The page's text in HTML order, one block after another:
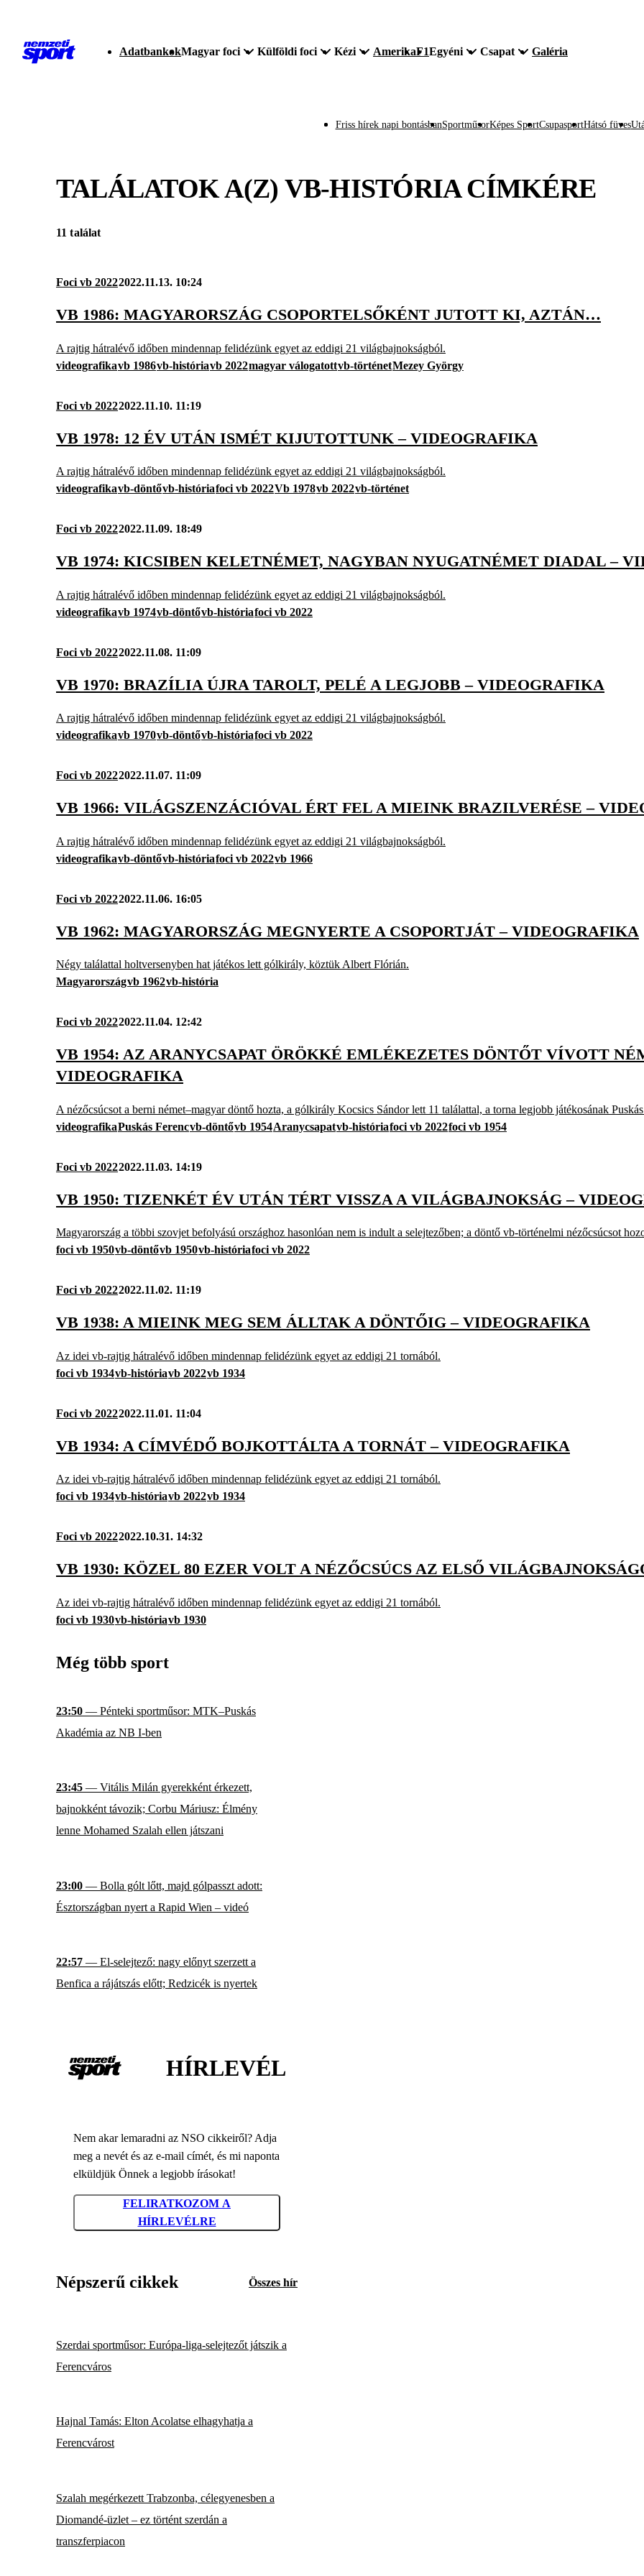
AdatbankokMagyar foci Külföldi foci Kézi AmerikaF1Egyéni Csapat Galéria
Friss hírek napi bontásbanSportműsorKépes SportCsupasportHátsó füves
TALÁLATOK A(Z) VB-HISTÓRIACÍMKÉRE
11 találat
Foci vb 20222022.11.13. 10:24
VB 1986: MAGYARORSZÁG CSOPORTELSŐKÉNT JUTOTT KI, AZTÁN…
A rajtig hátralévő időben mindennap felidézünk egyet az eddigi 21 világbajnokságból.
videografikavb 1986vb-históriavb 2022magyar válogatottvb-történetMezey György
Foci vb 20222022.11.10. 11:19
VB 1978: 12 ÉV UTÁN ISMÉT KIJUTOTTUNK – VIDEOGRAFIKA
A rajtig hátralévő időben mindennap felidézünk egyet az eddigi 21 világbajnokságból.
videografikavb-döntővb-históriafoci vb 2022Vb 1978vb 2022vb-történet
Foci vb 20222022.11.09. 18:49
VB 1974: KICSIBEN KELETNÉMET, NAGYBAN NYUGATNÉMET DIADAL –
A rajtig hátralévő időben mindennap felidézünk egyet az eddigi 21 világbajnokságból.
videografikavb 1974vb-döntővb-históriafoci vb 2022
Foci vb 20222022.11.08. 11:09
VB 1970: BRAZÍLIA ÚJRA TAROLT, PELÉ A LEGJOBB – VIDEOGRAFIKA
A rajtig hátralévő időben mindennap felidézünk egyet az eddigi 21 világbajnokságból.
videografikavb 1970vb-döntővb-históriafoci vb 2022
Foci vb 20222022.11.07. 11:09
VB 1966: VILÁGSZENZÁCIÓVAL ÉRT FEL A MIEINK BRAZILVERÉSE –
A rajtig hátralévő időben mindennap felidézünk egyet az eddigi 21 világbajnokságból.
videografikavb-döntővb-históriafoci vb 2022vb 1966
Foci vb 20222022.11.06. 16:05
VB 1962: MAGYARORSZÁG MEGNYERTE A CSOPORTJÁT – VIDEOGRAFIKA
Négy találattal holtversenyben hat játékos lett gólkirály, köztük Albert Flórián.
Magyarországvb 1962vb-história
Foci vb 20222022.11.04. 12:42
VB 1954: AZ ARANYCSAPAT ÖRÖKKÉ EMLÉKEZETES DÖNTŐT VÍVOTT
VIDEOGRAFIKA
A nézőcsúcsot a berni német–magyar döntő hozta, a gólkirály Kocsics Sándor lett 11 találattal, a torna legjobb játékosának
videografikaPuskás Ferencvb-döntővb 1954Aranycsapatvb-históriafoci vb 2022foci vb 1954
Foci vb 20222022.11.03. 14:19
VB 1950: TIZENKÉT ÉV UTÁN TÉRT VISSZA A VILÁGBAJNOKSÁG –
Magyarország a többi szovjet befolyású országhoz hasonlóan nem is indult a selejtezőben; a döntő vb-történelmi nézőcsúcsot
foci vb 1950vb-döntővb 1950vb-históriafoci vb 2022
Foci vb 20222022.11.02. 11:19
VB 1938: A MIEINK MEG SEM ÁLLTAK A DÖNTŐIG – VIDEOGRAFIKA
Az idei vb-rajtig hátralévő időben mindennap felidézünk egyet az eddigi 21 tornából.
foci vb 1934vb-históriavb 2022vb 1934
Foci vb 20222022.11.01. 11:04
VB 1934: A CÍMVÉDŐ BOJKOTTÁLTA A TORNÁT – VIDEOGRAFIKA
Az idei vb-rajtig hátralévő időben mindennap felidézünk egyet az eddigi 21 tornából.
foci vb 1934vb-históriavb 2022vb 1934
Foci vb 20222022.10.31. 14:32
VB 1930: KÖZEL 80 EZER VOLT A NÉZŐCSÚCS AZ ELSŐ
Az idei vb-rajtig hátralévő időben mindennap felidézünk egyet az eddigi 21 tornából.
foci vb 1930vb-históriavb 1930
Még több sport
23:50 — Pénteki sportműsor: MTK–Puskás
Akadémia az NB I-ben
23:45 — Vitális Milán gyerekként érkezett,
bajnokként távozik; Corbu Máriusz: Élmény
lenne Mohamed Szalah ellen játszani
23:00 — Bolla gólt lőtt, majd gólpasszt adott:
Észtországban nyert a Rapid Wien – videó
22:57 — El-selejtező: nagy előnyt szerzett a
Benfica a rájátszás előtt; Redzicék is nyertek
HÍRLEVÉL
Nem akar lemaradni az NSO cikkeiről? Adja
meg a nevét és az e-mail címét, és mi naponta
elküldjük Önnek a legjobb írásokat!
FELIRATKOZOM A
HÍRLEVÉLRE
Népszerű cikkek Összes hír
Szerdai sportműsor: Európa-liga-selejtezőt játszik a
Ferencváros
Hajnal Tamás: Elton Acolatse elhagyhatja a
Ferencvárost
Szalah megérkezett Trabzonba, célegyenesben a
Diomandé-üzlet – ez történt szerdán a
transzferpiacon